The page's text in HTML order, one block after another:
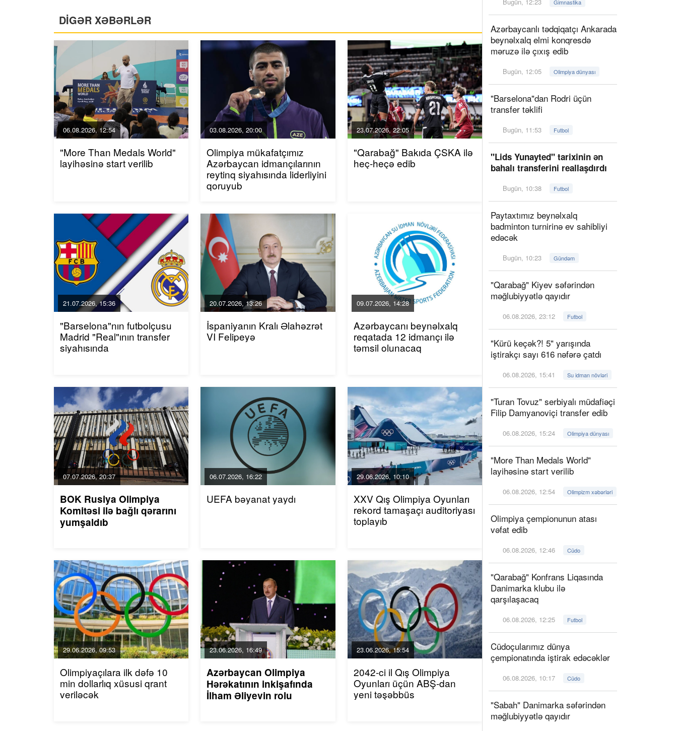
DİGƏR XƏBƏRLƏR
06.08.2026, 12:54
"More Than Medals World"
layihəsinə start verilib
03.08.2026, 20:00
Olimpiya mükafatçımız
Azərbaycan idmançılarının
reytinq siyahısında liderliyini
qoruyub
23.07.2026, 22:05
"Qarabağ" Bakıda ÇSKA ilə
heç-heçə edib
21.07.2026, 15:36
"Barselona"nın futbolçusu
Madrid "Real"ının transfer
siyahısında
20.07.2026, 13:26
İspaniyanın Kralı Əlahəzrət
VI Felipeyə
09.07.2026, 14:28
Azərbaycanı beynəlxalq
reqatada 12 idmançı ilə
təmsil olunacaq
07.07.2026, 20:37
BOK Rusiya Olimpiya
Komitəsi ilə bağlı qərarını
yumşaldıb
06.07.2026, 16:22
UEFA bəyanat yaydı
29.06.2026, 10:10
XXV Qış Olimpiya Oyunları
rekord tamaşaçı auditoriyası
toplayıb
29.06.2026, 09:53
Olimpiyaçılara ilk dəfə 10
min dollarlıq xüsusi qrant
veriləcək
23.06.2026, 16:49
Azərbaycan Olimpiya
Hərəkatının inkişafında
İlham Əliyevin rolu
23.06.2026, 15:54
2042-ci il Qış Olimpiya
Oyunları üçün ABŞ-dan
yeni təşəbbüs
Gimnastika
Azərbaycanlı tədqiqatçı Ankarada
beynəlxalq elmi konqresdə
məruzə ilə çıxış edib
Bugün, 12:05 Olimpiya dünyası
"Barselona"dan Rodri üçün
transfer təklifi
Bugün, 11:53 Futbol
"Lids Yunayted" tarixinin ən
bahalı transferini reallaşdırdı
Bugün, 10:38 Futbol
Paytaxtımız beynəlxalq
badminton turnirinə ev sahibliyi
edəcək
Bugün, 10:23 Gündəm
"Qarabağ" Kiyev səfərindən
məğlubiyyətlə qayıdır
06.08.2026, 23:12 Futbol
"Kürü keçək?! 5" yarışında
iştirakçı sayı 616 nəfərə çatdı
06.08.2026, 15:41 Su idman növləri
"Turan Tovuz" serbiyalı müdafiəçi
Filip Damyanoviçi transfer edib
06.08.2026, 15:24 Olimpiya dünyası
"More Than Medals World"
layihəsinə start verilib
06.08.2026, 12:54 Olimpizm xəbərləri
Olimpiya çempionunun atası
vəfat edib
06.08.2026, 12:46 Cüdo
"Qarabağ" Konfrans Liqasında
Danimarka klubu ilə
qarşılaşacaq
06.08.2026, 12:25 Futbol
Cüdoçularımız dünya
çempionatında iştirak edəcəklər
06.08.2026, 10:17 Cüdo
"Sabah" Danimarka səfərindən
məğlubiyyətlə qayıdır